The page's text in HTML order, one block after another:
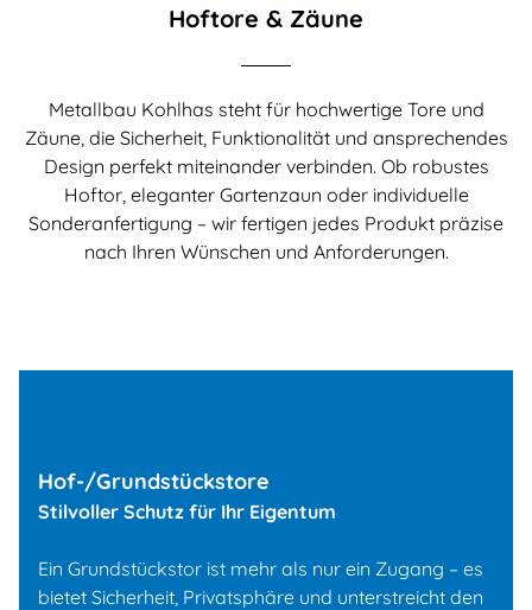
Hoftore & Zäune
Metallbau Kohlhas steht für hochwertige Tore und
Zäune, die Sicherheit, Funktionalität und ansprechendes
Design perfekt miteinander verbinden. Ob robustes
Hoftor, eleganter Gartenzaun oder individuelle
Sonderanfertigung – wir fertigen jedes Produkt präzise
nach Ihren Wünschen und Anforderungen.
Hof-/Grundstückstore
Stilvoller Schutz für Ihr Eigentum
Ein Grundstückstor ist mehr als nur ein Zugang – es
bietet Sicherheit, Privatsphäre und unterstreicht den